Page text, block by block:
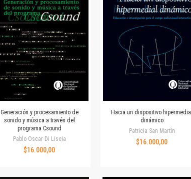
Revista de Ciencias Sociales. Segunda época
Fondo editorial
Coediciones
Jornadas académicas
Libros de arte
Otros títulos
Intersecciones
Convergencia. Entre memoria y sociedad
Filosofía y ciencia
Política
Generación y procesamiento de
sonido y música a través del
programa Csound
Pablo Oscar Di Liscia
$16.000,00
Hacia un dispositivo hipermedial
dinámico
Patricia San Martín
$16.000,00